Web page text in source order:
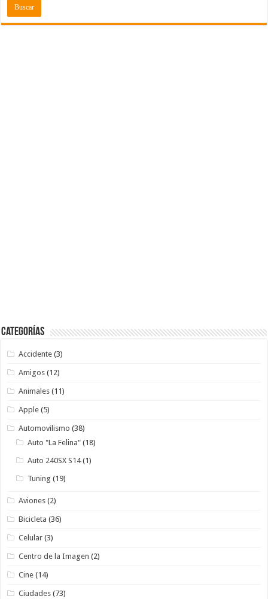
Categorías
Accidente (3)
Amigos (12)
Animales (11)
Apple (5)
Automovilismo (38)
Auto "La Felina" (18)
Auto 240SX S14(1)
Tuning (19)
Aviones (2)
Bicicleta (36)
Celular (3)
Centro de la Imagen (2)
Cine (14)
Ciudades (73)